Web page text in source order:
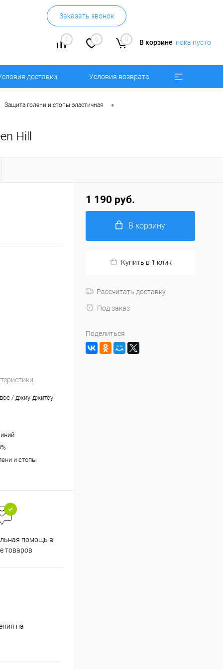
Заказать звонок
0 0 0 В корзине пока пусто
доставки Условия возврата
Защита голени и стопы эластичная •
Hill
/ джиу-джитсу
и стопы
помощь в
товаров
на
1 190 руб.
В корзину
Купить в 1 клик
Рассчитать доставку
Под заказ
Поделиться